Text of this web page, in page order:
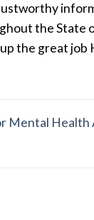
the State
the great job
Mental Health